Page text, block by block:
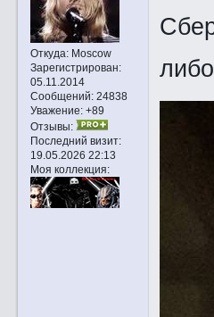
Откуда:Moscow
Зарегистрирован:
05.11.2014
Сообщений:24838
Уважение: +89
Отзывы:
Последний визит:
19.05.2026 22:13
Моя коллекция: